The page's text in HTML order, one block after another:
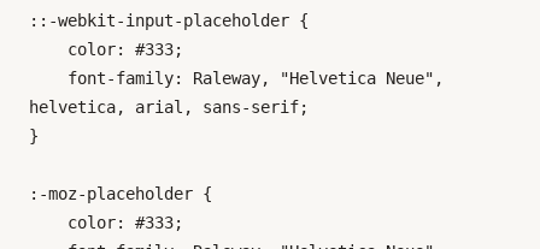
::-webkit-input-placeholder {
helvetica, arial, sans-serif;
}
:-moz-placeholder {